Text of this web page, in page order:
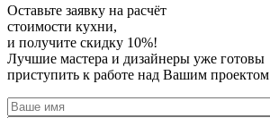
Оставьте заявку на расчёт
стоимости кухни,
и получите скидку 10%!
Лучшие мастера и дизайнеры уже готовы
приступить к работе над Вашим проектом